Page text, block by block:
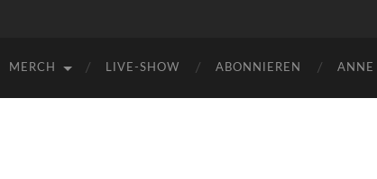
MERCH LIVE-SHOW ABONNIEREN ANNE